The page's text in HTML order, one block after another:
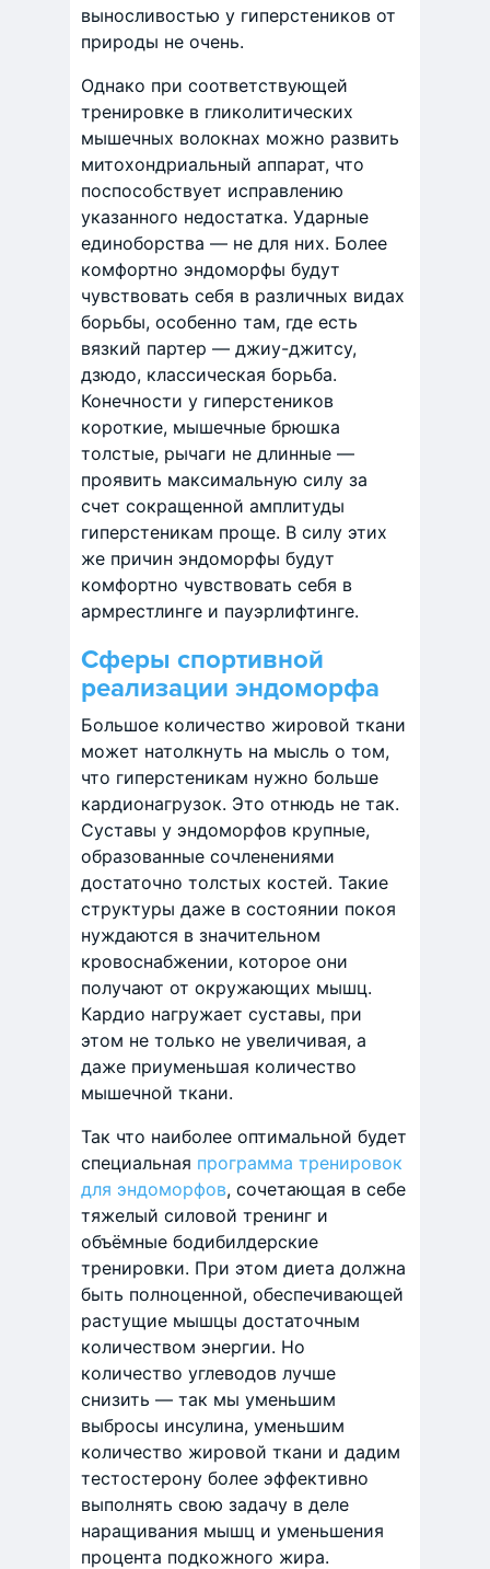
выносливостью у гиперстеников от
природы не очень.
Однако при соответствующей
тренировке в гликолитических
мышечных волокнах можно развить
митохондриальный аппарат, что
поспособствует исправлению
указанного недостатка. Ударные
единоборства — не для них. Более
комфортно эндоморфы будут
чувствовать себя в различных видах
борьбы, особенно там, где есть
вязкий партер — джиу-джитсу,
дзюдо, классическая борьба.
Конечности у гиперстеников
короткие, мышечные брюшка
толстые, рычаги не длинные —
проявить максимальную силу за
счет сокращенной амплитуды
гиперстеникам проще. В силу этих
же причин эндоморфы будут
комфортно чувствовать себя в
армрестлинге и пауэрлифтинге.
Сферы спортивной
реализации эндоморфа
Большое количество жировой ткани
может натолкнуть на мысль о том,
что гиперстеникам нужно больше
кардионагрузок. Это отнюдь не так.
Суставы у эндоморфов крупные,
образованные сочленениями
достаточно толстых костей. Такие
структуры даже в состоянии покоя
нуждаются в значительном
кровоснабжении, которое они
получают от окружающих мышц.
Кардио нагружает суставы, при
этом не только не увеличивая, а
даже приуменьшая количество
мышечной ткани.
Так что наиболее оптимальной будет
специальная программа тренировок
для эндоморфов, сочетающая в себе
тяжелый силовой тренинг и
объёмные бодибилдерские
тренировки. При этом диета должна
быть полноценной, обеспечивающей
растущие мышцы достаточным
количеством энергии. Но
количество углеводов лучше
снизить — так мы уменьшим
выбросы инсулина, уменьшим
количество жировой ткани и дадим
тестостерону более эффективно
выполнять свою задачу в деле
наращивания мышц и уменьшения
процента подкожного жира.